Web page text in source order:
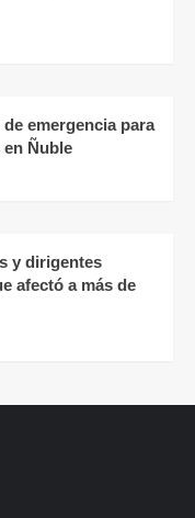
emergencia para
Ñuble
y dirigentes
afectó a más de